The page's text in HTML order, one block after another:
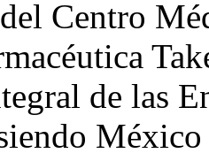
Centro
de las